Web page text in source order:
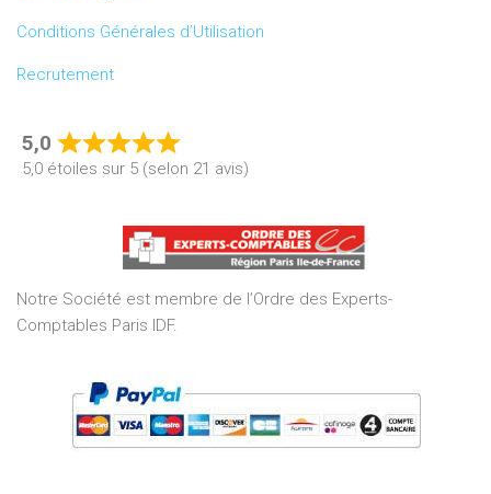
Conditions Générales d’Utilisation
Recrutement
5,0
Rated
of
5
5,0 étoiles sur 5 (selon 21 avis)
Notre Société est membre de l’Ordre des Experts-
Comptables Paris IDF.